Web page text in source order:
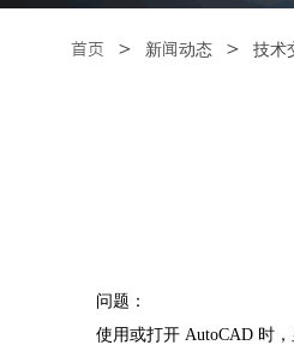
首页 ＞ 新闻动态 ＞ 技术
问题：
使用或打开 AutoCAD 时